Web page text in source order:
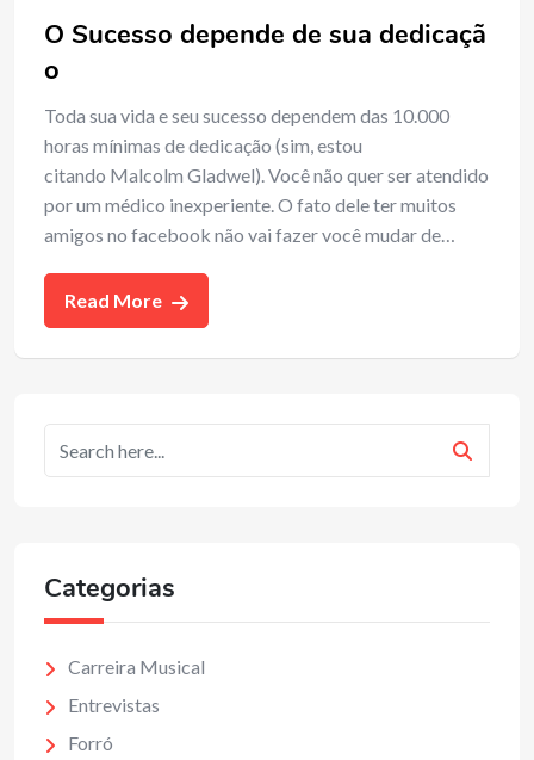
O Sucesso depende de sua dedicaçã
o
Toda sua vida e seu sucesso dependem das 10.000
horas mínimas de dedicação (sim, estou
citando Malcolm Gladwel). Você não quer ser atendido
por um médico inexperiente. O fato dele ter muitos
amigos no facebook não vai fazer você mudar de…
Read More
Categorias
Carreira Musical
Entrevistas
Forró